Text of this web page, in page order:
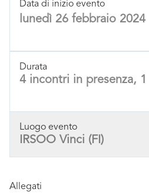
Data di inizio evento
lunedì 26 febbraio 2024
Durata
4 incontri in presenza,
Luogo evento
IRSOO Vinci (FI)
Allegati